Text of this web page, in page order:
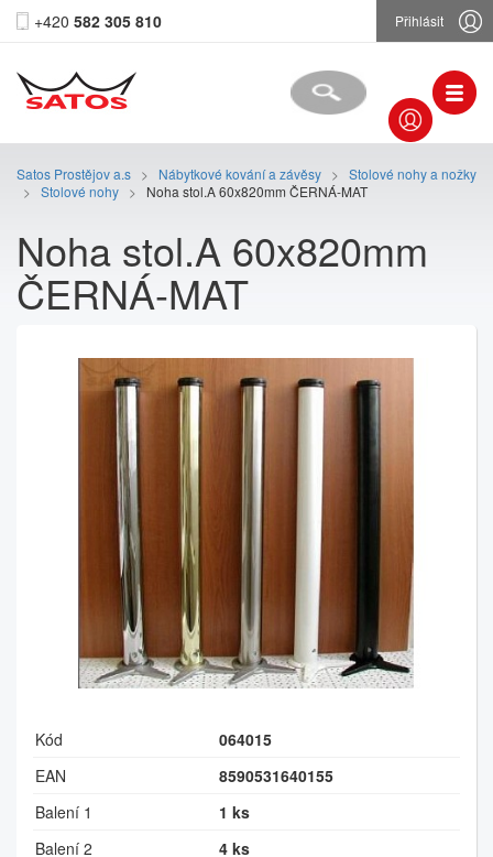
+420 582 305 810 Přihlásit
Satos Prostějov a.s > Nábytkové kování a závěsy >
Stolové nohy a nožky
>
Stolové nohy > Noha stol.A 60x820mm ČERNÁ-MAT
Noha stol.A 60x820mm
ČERNÁ-MAT
Kód
064015
EAN
8590531640155
Balení 1
1 ks
Balení 2
4 ks